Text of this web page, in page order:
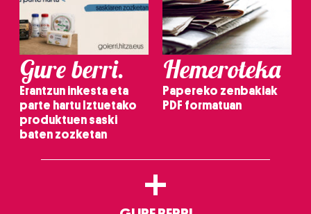
Gure berri.
Erantzun inkesta eta
parte hartu Iztuetako
produktuen saski
baten zozketan
Hemeroteka
Papereko zenbakiak
PDF formatuan
+